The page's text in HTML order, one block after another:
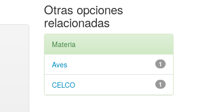
Otras opciones
relacionadas
Materia
1
Aves
1
CELCO